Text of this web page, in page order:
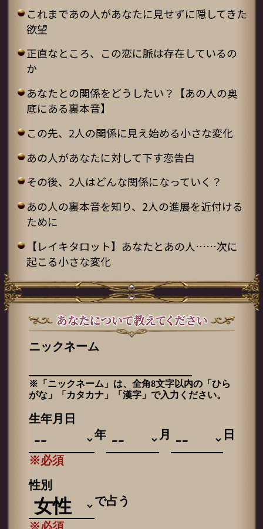
これまであの人があなたに見せずに隠してきた
欲望
正直なところ、この恋に脈は存在しているの
か
あなたとの関係をどうしたい？【あの人の奥
底にある裏本音】
この先、2人の関係に見え始める小さな変化
あの人があなたに対して下す恋告白
その後、2人はどんな関係になっていく？
あの人の裏本音を知り、2人の進展を近付ける
ために
【レイキタロット】あなたとあの人……次に
起こる小さな変化
ニックネーム
※「ニックネーム」は、全角8文字以内の「ひら
がな」「カタカナ」「漢字」で入力ください。
生年月日
年
月 日
※必須
性別
で占う